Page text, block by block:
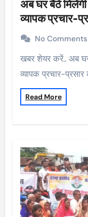
अब घर बैठे
व्यापक प्रचार-
No Comments
खबर शेयर करें.. अब घर बैठे मिलेंगी सरकारी सेवाएं, सेवा सेतु का
व्यापक प्रचार-प्रसार
Read More